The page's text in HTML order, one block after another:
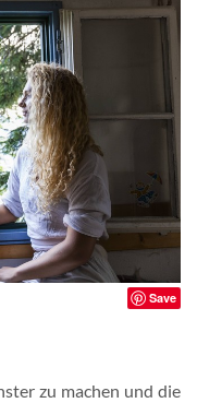
Save
zu machen und die